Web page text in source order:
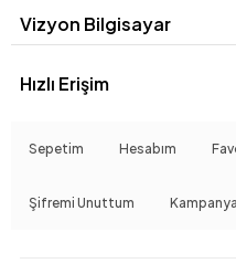
Vizyon Bilgisayar
Hızlı Erişim
Sepetim Hesabım
Şifremi Unuttum